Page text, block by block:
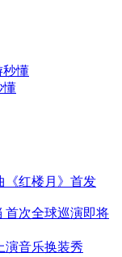
懂
《红楼月》首发
首次全球巡演即将
演音乐换装秀